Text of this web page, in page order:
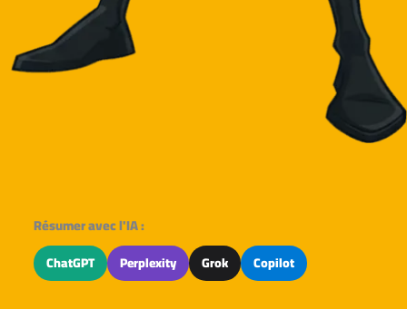
Résumer avec l'IA :
ChatGPT Perplexity Grok Copilot